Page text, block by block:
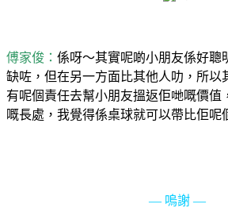
傅家俊： 係呀～其實呢啲小朋友係好聰
缺咗，但在另一方面比其他人叻，所以
有呢個責任去幫小朋友搵返佢哋嘅價值
嘅長處，我覺得係桌球就可以帶比佢呢
— 嗚謝 —